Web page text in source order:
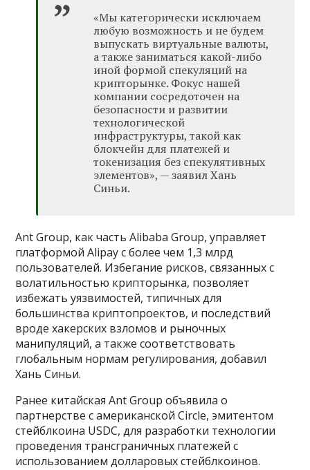
«Мы категорически исключаем
любую возможность и не будем
выпускать виртуальные валюты,
а также заниматься какой-либо
иной формой спекуляций на
крипторынке. Фокус нашей
компании сосредоточен на
безопасности и развитии
технологической
инфраструктуры, такой как
блокчейн для платежей и
токенизация без спекулятивных
элементов», — заявил Хань
Синьи.
Ant Group, как часть Alibaba Group, управляет
платформой Alipay с более чем 1,3 млрд
пользователей. Избегание рисков, связанных с
волатильностью крипторынка, позволяет
избежать уязвимостей, типичных для
большинства криптопроектов, и последствий
вроде хакерских взломов и рыночных
манипуляций, а также соответствовать
глобальным нормам регулирования, добавил
Хань Синьи.
Ранее китайская Ant Group объявила о
партнерстве с американской Circle, эмитентом
стейблкоина USDC, для разработки технологии
проведения трансграничных платежей с
использованием долларовых стейблкоинов.